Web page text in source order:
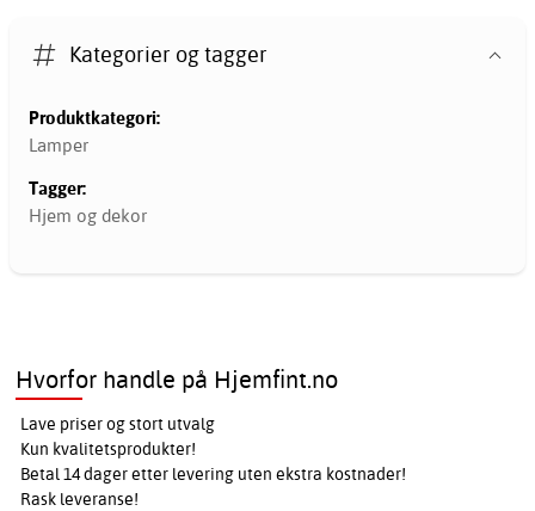
Kategorier og tagger
Produktkategori:
Lamper
Tagger:
Hjem og dekor
Hvorfor handle på Hjemfint.no
Lave priser og stort utvalg
Kun kvalitetsprodukter!
Betal 14 dager etter levering uten ekstra kostnader!
Rask leveranse!